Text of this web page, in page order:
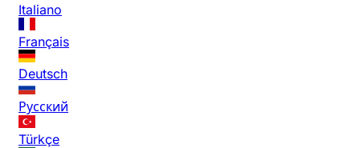
Italiano
Français
Deutsch
Русский
Türkçe